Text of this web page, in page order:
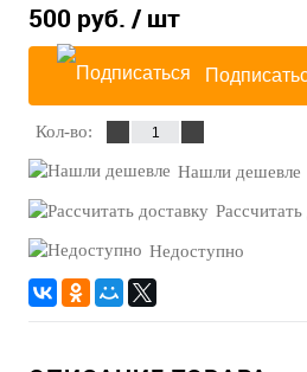
500 руб. / шт
Кол-во:
Нашли дешевле
Недоступно